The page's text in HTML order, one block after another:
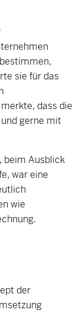
sie für das
dass die
gerne mit
beim Ausblick
war eine
wie
der